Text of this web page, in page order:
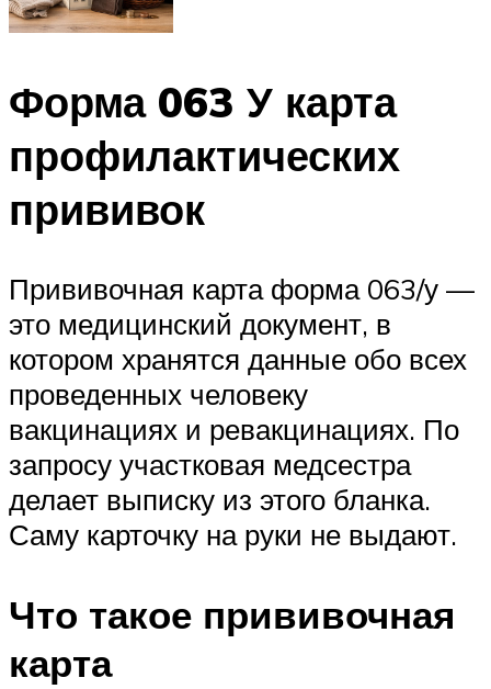
Форма 063 У карта
профилактических
прививок
Прививочная карта форма 063/у —
это медицинский документ, в
котором хранятся данные обо всех
проведенных человеку
вакцинациях и ревакцинациях. По
запросу участковая медсестра
делает выписку из этого бланка.
Саму карточку на руки не выдают.
Что такое прививочная
карта